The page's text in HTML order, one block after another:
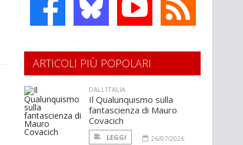
ARTICOLI PIÙ POPOLARI
DALL'ITALIA
Il Qualunquismo sulla
fantascienza di Mauro
Covacich
LEGGI
26/07/2026